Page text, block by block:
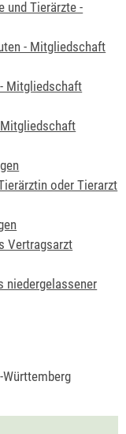
und Tierärzte -
- Mitgliedschaft
Mitgliedschaft
oder Tierarzt
Vertragsarzt
niedergelassener